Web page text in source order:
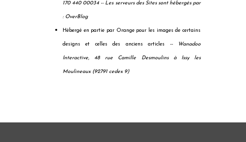
170 440 00034 -- Les serveurs des Sites sont hébergés par
: OverBlog
Hébergé en partie par Orange pour les images de certains
designs et celles des anciens articles -- Wanadoo
Interactive, 48 rue Camille Desmoulins à Issy les
Moulineaux (92791 cedex 9)